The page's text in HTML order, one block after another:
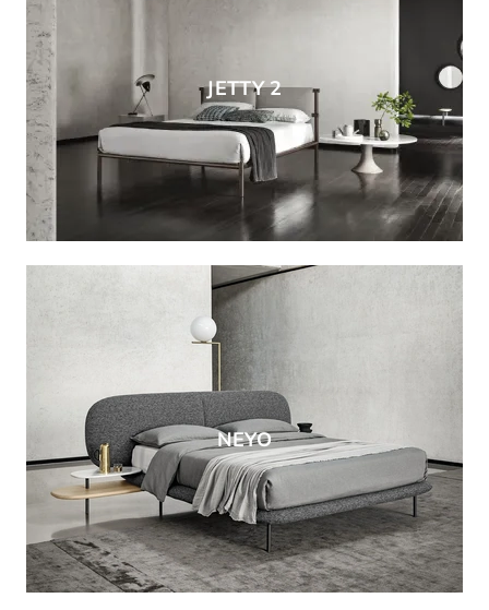
JETTY 2
NEYO